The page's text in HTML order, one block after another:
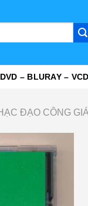
DVD – BLURAY – VCD
ĐẠO CÔNG